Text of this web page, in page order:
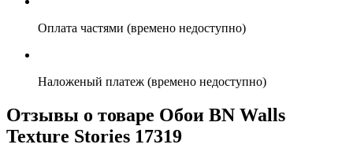
Оплата частями (времено недоступно)
Наложеный платеж (времено недоступно)
Отзывы о товаре Обои BN Walls
Texture Stories 17319